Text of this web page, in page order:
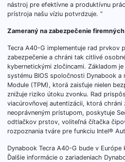
nástroj pre efektívne a produktívnu
prístroja našu víziu potvrdzuje. “
Zameraný na zabezpečenie
Tecra A40-G implementuje rad prvkov
zabezpečenie a chráni tak citlivé
kybernetickými zločincami. Základom
systému BIOS spoločnosti Dynabook a
Module (TPM), ktorá zaisťuje nielen
znižuje riziko útoku zvonku. Rad
viacúrovňovej autentizácii, ktorá chráni
neoprávneným prístupom, poskytuje
odtlačkov prstov, voliteľná čítačka
rozpoznania tváre pre funkciu Intel®
Dynabook Tecra A40-G bude v
Ďalšie informácie o zariadeniach